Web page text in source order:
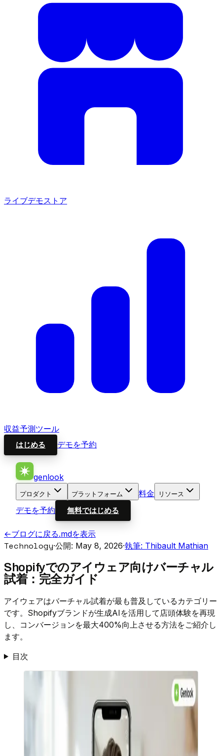
ライブデモストア
収益予測ツール
はじめる デモを予約
genlook
プロダクト プラットフォーム 料金 リソース
デモを予約 無料ではじめる
←ブログに戻る.mdを表示
Technology·公開: May 8, 2026·執筆: Thibault Mathian
Shopifyでのアイウェア向けバーチャル
試着：完全ガイド
アイウェアはバーチャル試着が最も普及しているカテゴリー
です。Shopifyブランドが生成AIを活用して店頭体験を再現
し、コンバージョンを最大400%向上させる方法をご紹介し
ます。
目次